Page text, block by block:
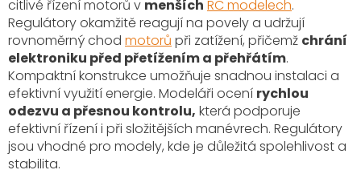
citlivé řízení motorů v menších RC modelech.
Regulátory okamžitě reagují na povely a udržují
rovnoměrný chod motorů při zatížení, přičemž chrání
elektroniku před přetížením a přehřátím.
Kompaktní konstrukce umožňuje snadnou instalaci a
efektivní využití energie. Modeláři ocení rychlou
odezvu a přesnou kontrolu, která podporuje
efektivní řízení i při složitějších manévrech. Regulátory
jsou vhodné pro modely, kde je důležitá spolehlivost a
stabilita.